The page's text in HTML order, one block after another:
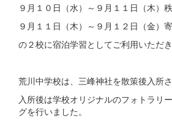
９月１０日（水）～９月１１日（木）
９月１１日（木）～９月１２日（金）
の２校に宿泊学習としてご利用いただき
荒川中学校は、三峰神社を散策後入所さ
入所後は学校オリジナルのフォトラリ
グを行いました。